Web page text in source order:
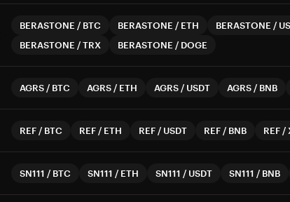
BERASTONE / BTC BERASTONE / ETH BERASTONE /
BERASTONE /TRX BERASTONE / DOGE
AGRS / BTC AGRS / ETH AGRS / USDT AGRS / BNB
REF / BTC REF / ETH REF / USDT REF / BNB REF /
SN111 / BTC SN111 / ETH SN111 / USDT SN111 / BNB